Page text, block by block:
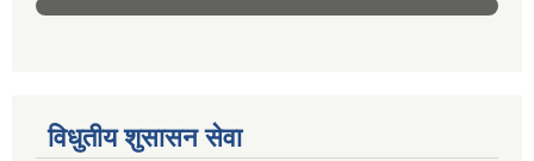
विधुतीय शुसासन सेवा